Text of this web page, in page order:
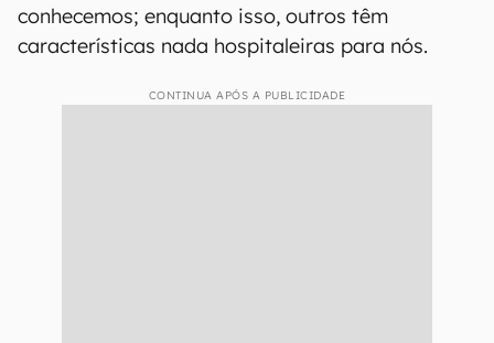
conhecemos; enquanto isso, outros têm
características nada hospitaleiras para nós.
CONTINUA APÓS A PUBLICIDADE